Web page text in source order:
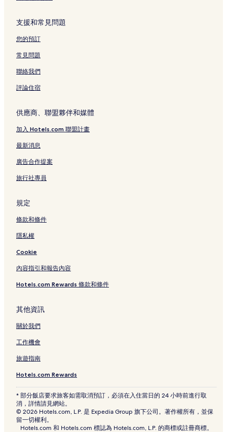
支援和常見問題
您的預訂
常見問題
聯絡我們
評論住宿
供應商、聯盟夥伴和媒體
加入 Hotels.com 聯盟計畫
最新消息
廣告合作提案
旅行社專員
規定
條款和條件
隱私權
Cookie
內容指引和報告內容
Hotels.com Rewards 條款和條件
其他資訊
關於我們
工作機會
旅遊指南
Hotels.com Rewards
* 部分飯店要求旅客如需取消預訂，必須在入住當日的 24 小時前進行取
消，詳情請見網站。
© 2026 Hotels.com, L.P. 是 Expedia Group 旗下公司。著作權所有，並保
留一切權利。
Hotels.com 和 Hotels.com 標誌為 Hotels.com, L.P. 的商標或註冊商標。